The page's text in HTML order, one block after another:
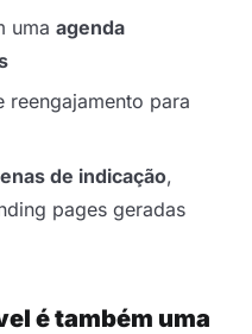
uma agenda
reengajamento para
de indicação,
pages geradas
é também uma